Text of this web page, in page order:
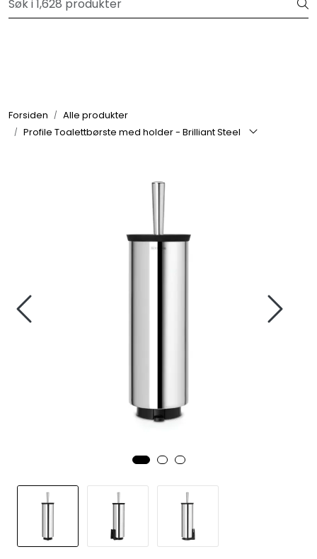
Skip to main contentVelkommen til vår forhandlerportal
Forsiden
Alle produkter
Profile Toalettbørste med holder - Brilliant Steel
Om oss